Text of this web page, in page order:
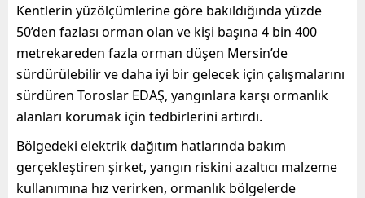
Kentlerin yüzölçümlerine göre bakıldığında yüzde
50’den fazlası orman olan ve kişi başına 4 bin 400
metrekareden fazla orman düşen Mersin’de
sürdürülebilir ve daha iyi bir gelecek için çalışmalarını
sürdüren Toroslar EDAŞ, yangınlara karşı ormanlık
alanları korumak için tedbirlerini artırdı.
Bölgedeki elektrik dağıtım hatlarında bakım
gerçekleştiren şirket, yangın riskini azaltıcı malzeme
kullanımına hız verirken, ormanlık bölgelerde